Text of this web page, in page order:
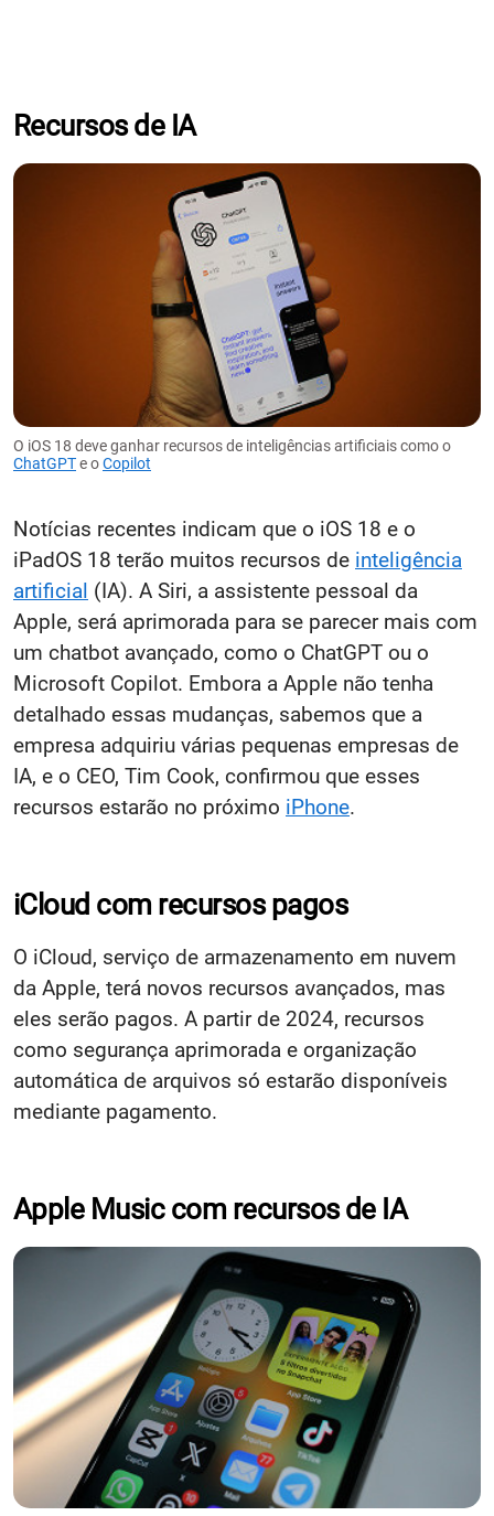
Recursos de IA
O iOS 18 deve ganhar recursos de inteligências artificiais como o
ChatGPTe oCopilot
Notícias recentes indicam que o iOS 18 e o
iPadOS 18 terão muitos recursos de inteligência
artificial (IA). A Siri, a assistente pessoal da
Apple, será aprimorada para se parecer mais com
um chatbot avançado, como o ChatGPT ou o
Microsoft Copilot. Embora a Apple não tenha
detalhado essas mudanças, sabemos que a
empresa adquiriu várias pequenas empresas de
IA, e o CEO, Tim Cook, confirmou que esses
recursos estarão no próximo iPhone.
iCloud com recursos pagos
O iCloud, serviço de armazenamento em nuvem
da Apple, terá novos recursos avançados, mas
eles serão pagos. A partir de 2024, recursos
como segurança aprimorada e organização
automática de arquivos só estarão disponíveis
mediante pagamento.
Apple Music com recursos de IA